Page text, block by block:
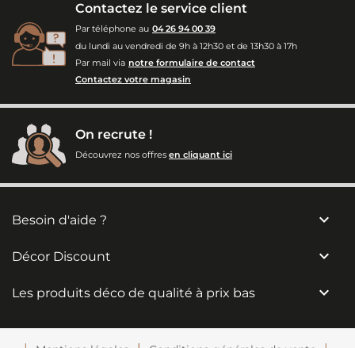
Contactez le service client
Par téléphone au 04 26 94 00 39
du lundi au vendredi de 9h à 12h30 et de 13h30 à 17h
Par mail via notre formulaire de contact
Contactez votre magasin
On recrute !
Découvrez nos offres en cliquant ici
Besoin d'aide ? 
Décor Discount 
Les produits déco de qualité à prix bas 